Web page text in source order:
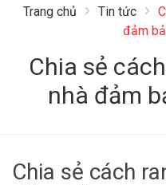
Trang chủ Tin tức
đảm
Chia sẻ
nhà đảm
Chia sẻ cách